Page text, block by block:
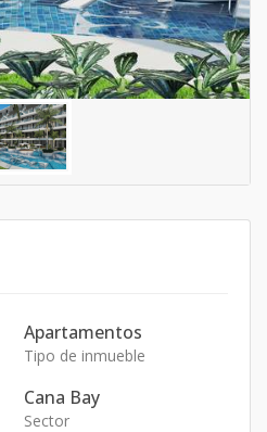
Apartamentos
Tipo de inmueble
Cana Bay
Sector